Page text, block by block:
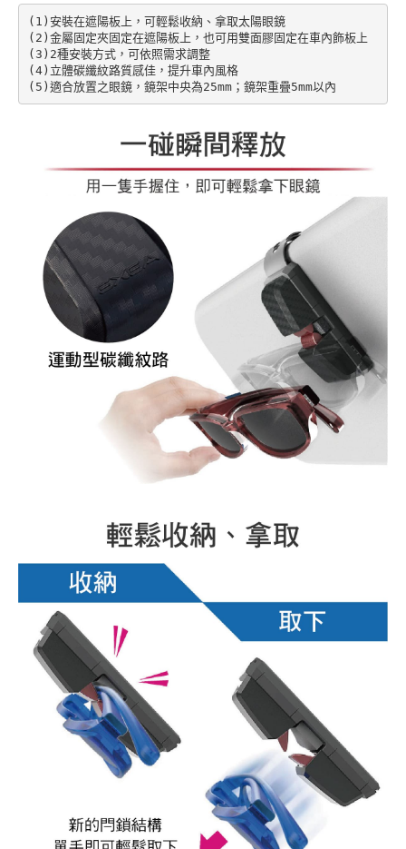
(1)安裝在遮陽板上，可輕鬆收納、拿取太陽眼鏡
(2)金屬固定夾固定在遮陽板上，也可用雙面膠固定在車內飾板上
(3)2種安裝方式，可依照需求調整
(4)立體碳纖紋路質感佳，提升車內風格
(5)適合放置之眼鏡，鏡架中央為25mm；鏡架重疊5mm以內